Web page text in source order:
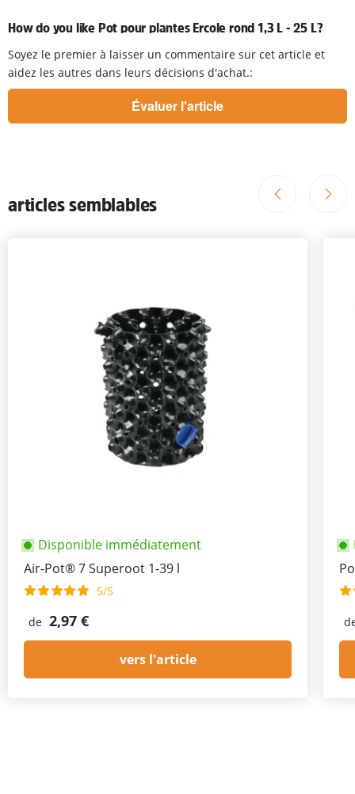
How do you like Pot pour plantes Ercole rond 1,3 L - 25 L?
Soyez le premier à laisser un commentaire sur cet article et
aidez les autres dans leurs décisions d'achat.:
articles semblables
Disponible immédiatement
Air-Pot® 7 Superoot 1-39 l
5/5
de 2,97 €
vers l'article